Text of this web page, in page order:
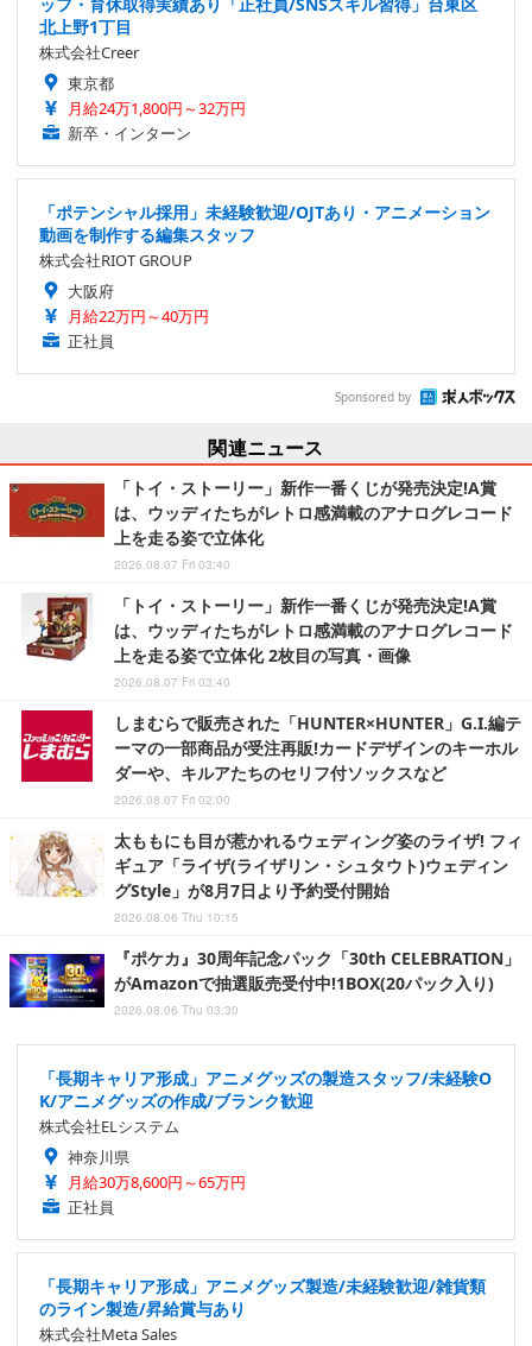
北上野1丁目
株式会社Creer
東京都
月給24万1,800円～32万円
新卒・インターン
「ポテンシャル採用」未経験歓迎/OJTあり・アニメーション
動画を制作する編集スタッフ
株式会社RIOT GROUP
大阪府
月給22万円～40万円
正社員
Sponsored by
関連ニュース
「トイ・ストーリー」新作一番くじが発売決定!A賞
は、ウッディたちがレトロ感満載のアナログレコード
上を走る姿で立体化
2026.08.07 Fri 03:40
「トイ・ストーリー」新作一番くじが発売決定!A賞
は、ウッディたちがレトロ感満載のアナログレコード
上を走る姿で立体化 2枚目の写真・画像
2026.08.07 Fri 03:40
しまむらで販売された「HUNTER×HUNTER」G.I.編テ
ーマの一部商品が受注再販!カードデザインのキーホル
ダーや、キルアたちのセリフ付ソックスなど
2026.08.07 Fri 02:00
太ももにも目が惹かれるウェディング姿のライザ! フィ
ギュア「ライザ(ライザリン・シュタウト)ウェディン
グStyle」が8月7日より予約受付開始
2026.08.06 Thu 10:15
『ポケカ』30周年記念パック「30th CELEBRATION」
がAmazonで抽選販売受付中!1BOX(20パック入り)
2026.08.06 Thu 03:30
「長期キャリア形成」アニメグッズの製造スタッフ/未経験O
K/アニメグッズの作成/ブランク歓迎
株式会社ELシステム
神奈川県
月給30万8,600円～65万円
正社員
「長期キャリア形成」アニメグッズ製造/未経験歓迎/雑貨類
のライン製造/昇給賞与あり
株式会社Meta Sales